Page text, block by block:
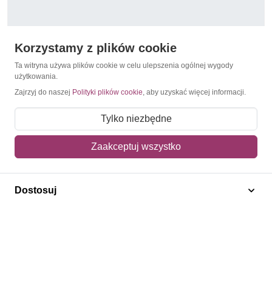
Gwinea Bissau 2020 Mi ark 11095-11098 Czyste **
15,00 zł
Dodaj do koszyka
Korzystamy z plików cookie
Ta witryna używa plików cookie w celu ulepszenia ogólnej wygody
użytkowania.
Zajrzyj do naszej Polityki plików cookie, aby uzyskać więcej informacji.
Tylko niezbędne
Zaakceptuj wszystko
Dostosuj